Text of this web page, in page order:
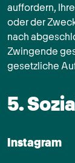
auffordern,
oder der
nach
Zwingende
gesetzliche
5.
Instagram